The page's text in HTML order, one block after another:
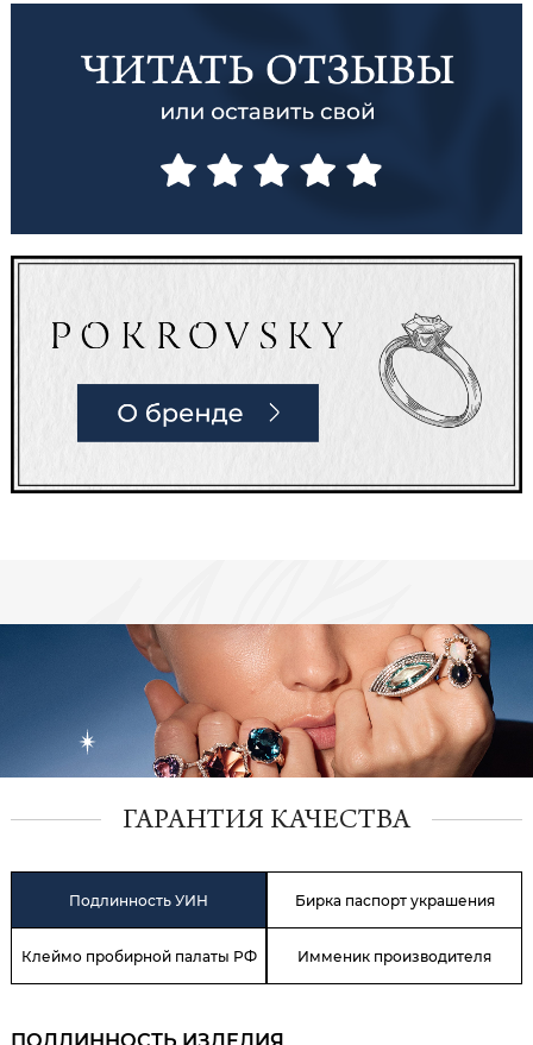
ГАРАНТИЯ КАЧЕСТВА
Подлинность УИН Бирка паспорт украшения
Клеймо пробирной палаты РФ Имменик производителя